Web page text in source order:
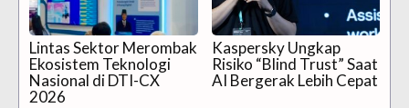
Lintas Sektor Merombak
Ekosistem Teknologi
Nasional di DTI-CX
2026
Kaspersky Ungkap
Risiko “Blind Trust” Saat
AI Bergerak Lebih Cepat